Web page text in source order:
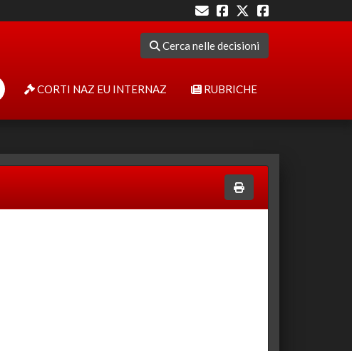
Cerca nelle decisioni
CORTI NAZ EU INTERNAZ RUBRICHE